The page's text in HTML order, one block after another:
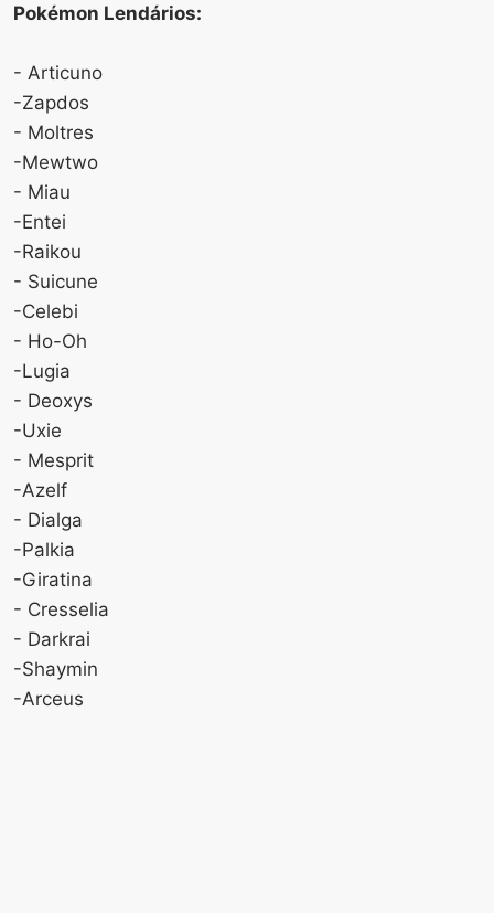
Pokémon Lendários:
- Articuno
-Zapdos
- Moltres
-Mewtwo
- Miau
-Entei
-Raikou
- Suicune
-Celebi
- Ho-Oh
-Lugia
- Deoxys
-Uxie
- Mesprit
-Azelf
- Dialga
-Palkia
-Giratina
- Cresselia
- Darkrai
-Shaymin
-Arceus